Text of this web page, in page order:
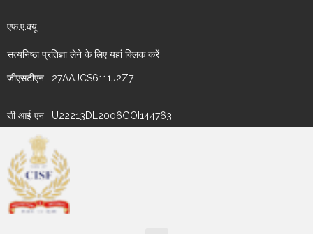
एफ.ए.क्यू
सत्यनिष्ठा प्रतिज्ञा लेने के लिए यहां क्लिक करें
जीएसटीएन : 27AAJCS6111J2Z7
सी आई एन : U22213DL2006GOI144763